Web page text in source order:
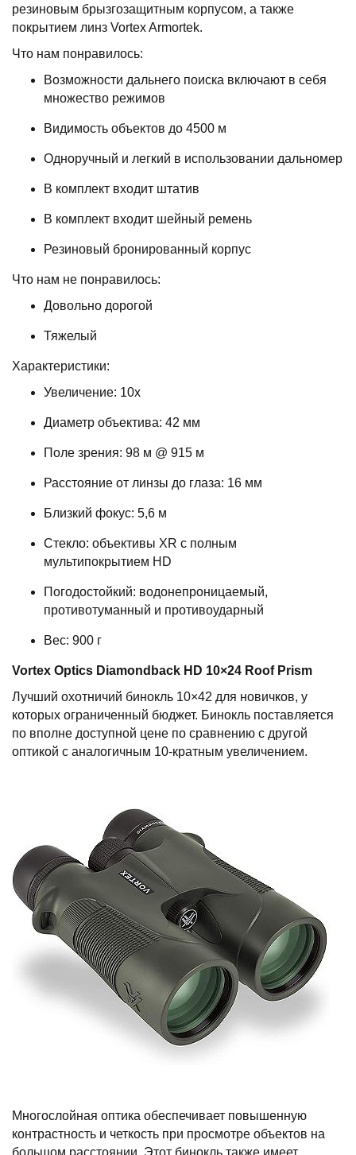
резиновым брызгозащитным корпусом, а также
покрытием линз Vortex Armortek.
Что нам понравилось:
Возможности дальнего поиска включают в себя
множество режимов
Видимость объектов до 4500 м
Одноручный и легкий в использовании дальномер
В комплект входит штатив
В комплект входит шейный ремень
Резиновый бронированный корпус
Что нам не понравилось:
Довольно дорогой
Тяжелый
Характеристики:
Увеличение: 10x
Диаметр объектива: 42 мм
Поле зрения: 98 м @ 915 м
Расстояние от линзы до глаза: 16 мм
Близкий фокус: 5,6 м
Стекло: объективы XR с полным
мультипокрытием HD
Погодостойкий: водонепроницаемый,
противотуманный и противоударный
Вес: 900 г
Vortex Optics Diamondback HD 10×24 Roof Prism
Лучший охотничий бинокль 10×42 для новичков, у
которых ограниченный бюджет. Бинокль поставляется
по вполне доступной цене по сравнению с другой
оптикой с аналогичным 10-кратным увеличением.
Многослойная оптика обеспечивает повышенную
контрастность и четкость при просмотре объектов на
большом расстоянии. Этот бинокль также имеет